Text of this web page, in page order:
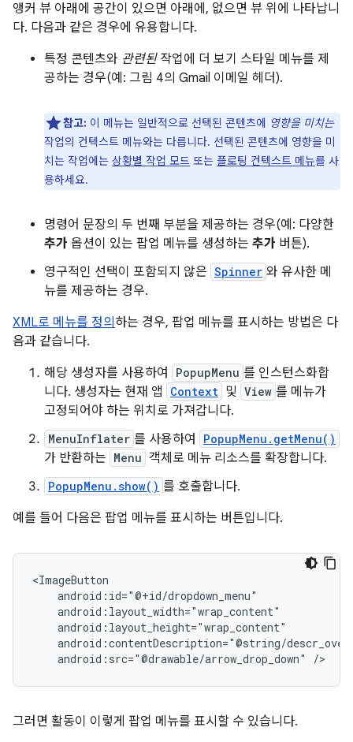
앵커 뷰 아래에 공간이 있으면 아래에, 없으면 뷰 위에 나타납니
다. 다음과 같은 경우에 유용합니다.
특정 콘텐츠와 관련된작업에 더 보기 스타일 메뉴를 제
공하는 경우(예: 그림 4의 Gmail 이메일 헤더).
참고: 이 메뉴는 일반적으로 선택된 콘텐츠에 영향을 미치는
작업의 컨텍스트 메뉴와는 다릅니다. 선택된 콘텐츠에 영향을 미
치는 작업에는 상황별 작업 모드 또는 플로팅 컨텍스트 메뉴를 사
용하세요.
명령어 문장의 두 번째 부분을 제공하는 경우(예: 다양한
추가 옵션이 있는 팝업 메뉴를 생성하는 추가 버튼).
영구적인 선택이 포함되지 않은 Spinner 와 유사한 메
뉴를 제공하는 경우.
XML로 메뉴를 정의 하는 경우, 팝업 메뉴를 표시하는 방법은 다
음과 같습니다.
해당 생성자를 사용하여
PopupMenu 를 인스턴스화합
니다. 생성자는 현재 앱
Context 및 View 를 메뉴가
고정되어야 하는 위치로 가져갑니다.
MenuInflater 를 사용하여 PopupMenu.getMenu()
가 반환하는 Menu 객체로 메뉴 리소스를 확장합니다.
PopupMenu.show() 를 호출합니다.
예를 들어 다음은 팝업 메뉴를 표시하는 버튼입니다.
android:src="@drawable/arrow_drop_down" />
그러면 활동이 이렇게 팝업 메뉴를 표시할 수 있습니다.